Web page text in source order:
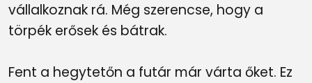
vállalkoznak rá. Még szerencse, hogy a
törpék erősek és bátrak.
Fent a hegytetőn a futár már várta őket. Ez